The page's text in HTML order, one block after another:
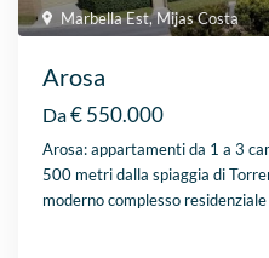
Marbella Est,Mijas Costa
Arosa
Da€ 550.000
Arosa: appartamenti da 1 a 3
500 metri dalla spiaggia di
moderno complesso